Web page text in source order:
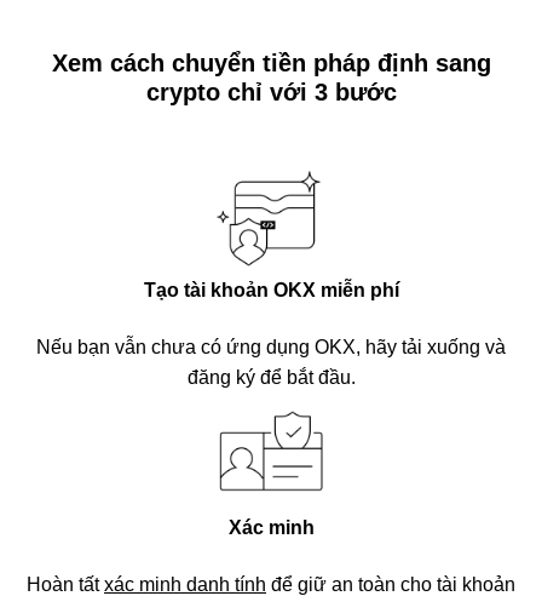
Xem cách chuyển tiền pháp định sang
crypto chỉ với 3 bước
Tạo tài khoản OKX miễn phí
Nếu bạn vẫn chưa có ứng dụng OKX, hãy tải xuống và
đăng ký để bắt đầu.
Xác minh
Hoàn tấtxác minh danh tính để giữ an toàn cho tài khoản